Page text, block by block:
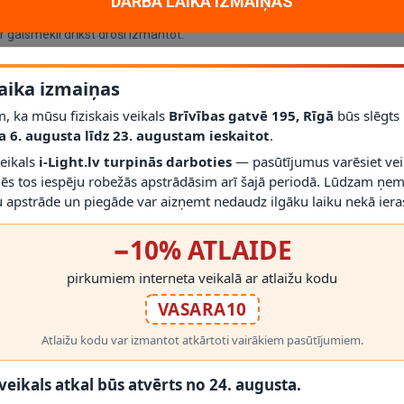
; vienmēr izmantojiet saderīgas spuldzes un
gaismekli drīkst droši izmantot.
Lucide montāžas instrukciju un elektrodrošības prasības.
darbu uzticiet kvalificētam elektriķim.
RĀDĪT VAIRĀK
izmaiņas
ka mūsu fiziskais veikals Brīvības gatvē 195, Rīgā būs slēgts
6. augusta līdz 23. augustam ieskaitot.
i-Light.lv turpinās darboties — pasūtījumus varēsiet
tos iespēju robežās apstrādāsim arī šajā periodā. Lūdzam
apstrāde un piegāde var aizņemt nedaudz ilgāku laiku nekā
−10% ATLAIDE
pirkumiem interneta veikalā ar atlaižu kodu
VASARA10
Atlaižu kodu var izmantot atkārtoti vairākiem pasūtījumiem.
atkal būs atvērts no 24. augusta.